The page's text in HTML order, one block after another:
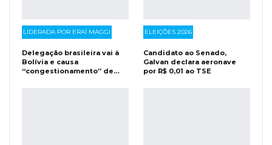
LIDERADA POR ERAÍ MAGGI
Delegação brasileira vai à
Bolívia e causa
“congestionamento” de…
ELEIÇÕES 2026
Candidato ao Senado,
Galvan declara aeronave
por R$ 0,01 ao TSE